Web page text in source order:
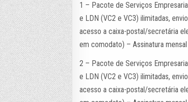
1 – Pacote de Serviços
e LDN (VC2 e VC3) ilimitadas,
acesso a caixa-postal/secretária
em comodato) – Assinatura mensal
2 – Pacote de Serviços
e LDN (VC2 e VC3) ilimitadas,
acesso a caixa-postal/secretária